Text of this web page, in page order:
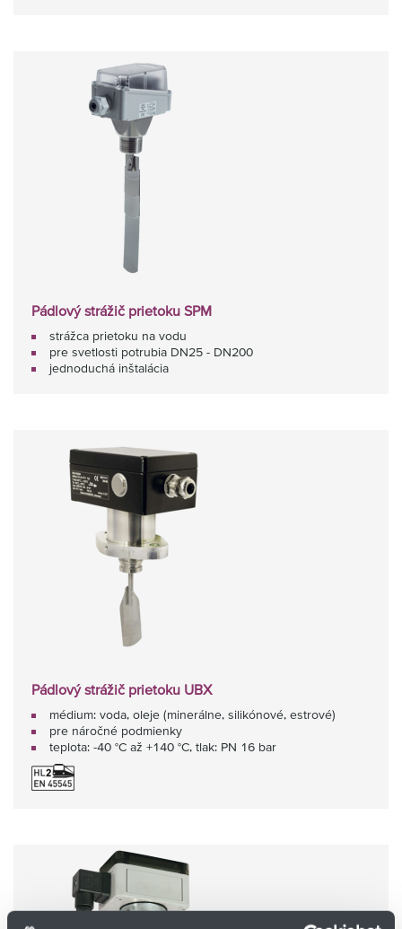
Pádlový strážič prietoku SPM
strážca prietoku na vodu
pre svetlosti potrubia DN25 - DN200
jednoduchá inštalácia
Pádlový strážič prietoku UBX
médium: voda, oleje (minerálne, silikónové, estrové)
pre náročné podmienky
teplota: -40 °C až +140 °C, tlak: PN 16 bar